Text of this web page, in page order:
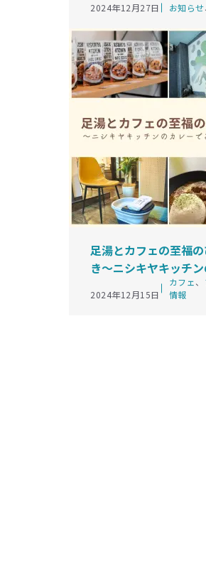
2024年12月27日
カ
ゴ
リ
ー
お知らせ
足湯とカフェの至福
き〜ニシキヤキッチ
ーでさらに満足〜
2024年12月15日
カ
テ
カフェ、
情報